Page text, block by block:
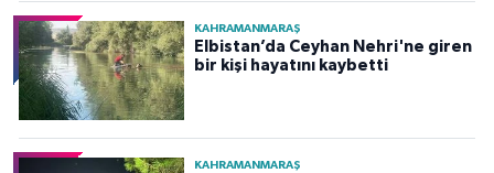
KAHRAMANMARAŞ
Elbistan’da Ceyhan Nehri'ne giren
bir kişi hayatını kaybetti
KAHRAMANMARAŞ